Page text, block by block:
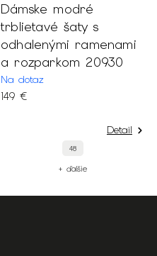
Dámske modré
trblietavé šaty s
odhalenými ramenami
a rozparkom 20930
Na dotaz
149 €
Detail
48
+ ďalšie